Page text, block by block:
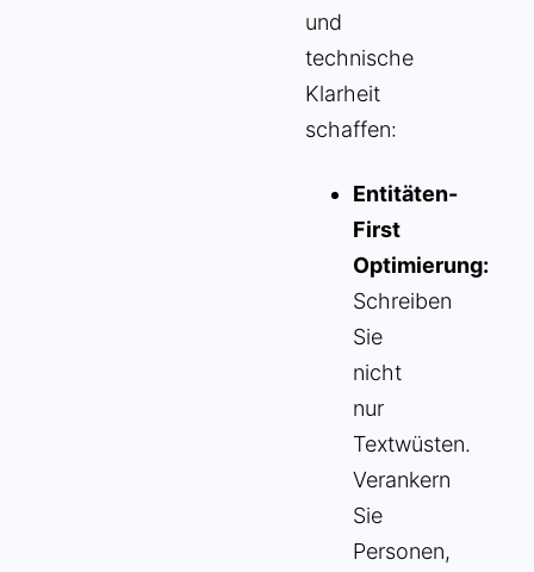
und
technische
Klarheit
schaffen:
Entitäten-
First
Optimierung:
Schreiben
Sie
nicht
nur
Textwüsten.
Verankern
Sie
Personen,